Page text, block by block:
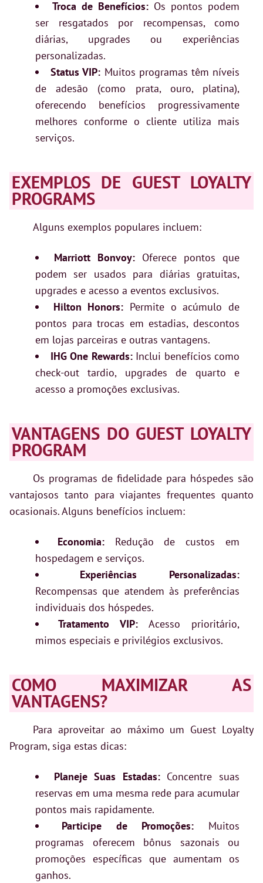
Troca de Benefícios: Os pontos podem
ser resgatados por recompensas, como
diárias, upgrades ou experiências
personalizadas.
Status VIP: Muitos programas têm níveis
de adesão (como prata, ouro, platina),
oferecendo benefícios progressivamente
melhores conforme o cliente utiliza mais
serviços.
EXEMPLOS DE GUEST LOYALTY
PROGRAMS
Alguns exemplos populares incluem:
Marriott Bonvoy: Oferece pontos que
podem ser usados para diárias gratuitas,
upgrades e acesso a eventos exclusivos.
Hilton Honors: Permite o acúmulo de
pontos para trocas em estadias, descontos
em lojas parceiras e outras vantagens.
IHG One Rewards:Inclui benefícios como
check-out tardio, upgrades de quarto e
acesso a promoções exclusivas.
VANTAGENS DO GUEST LOYALTY
PROGRAM
Os programas de fidelidade para hóspedes são
vantajosos tanto para viajantes frequentes quanto
ocasionais. Alguns benefícios incluem:
Economia:Redução de custos em
hospedagem e serviços.
Experiências Personalizadas:
Recompensas que atendem às preferências
individuais dos hóspedes.
Tratamento VIP: Acesso prioritário,
mimos especiais e privilégios exclusivos.
COMO MAXIMIZAR AS
VANTAGENS?
Para aproveitar ao máximo um Guest Loyalty
Program, siga estas dicas:
Planeje Suas Estadas:Concentre suas
reservas em uma mesma rede para acumular
pontos mais rapidamente.
Participe de Promoções: Muitos
programas oferecem bônus sazonais ou
promoções específicas que aumentam os
ganhos.